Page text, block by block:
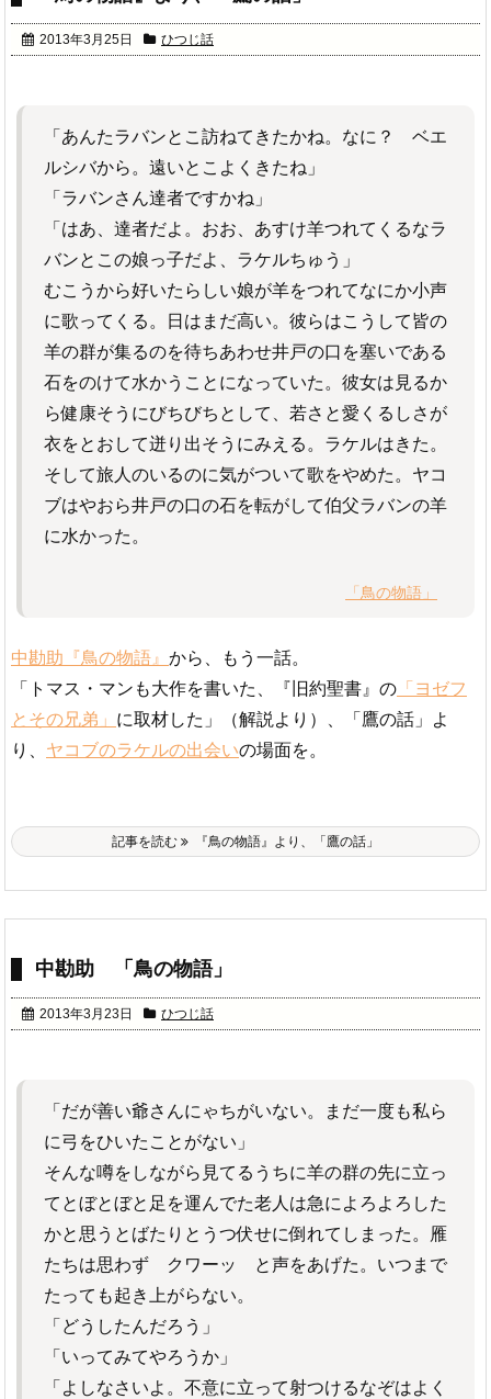
2013年3月25日 ひつじ話
「あんたラバンとこ訪ねてきたかね。なに？ ベエ
ルシバから。遠いとこよくきたね」
「ラバンさん達者ですかね」
「はあ、達者だよ。おお、あすけ羊つれてくるなラ
バンとこの娘っ子だよ、ラケルちゅう」
むこうから好いたらしい娘が羊をつれてなにか小声
に歌ってくる。日はまだ高い。彼らはこうして皆の
羊の群が集るのを待ちあわせ井戸の口を塞いである
石をのけて水かうことになっていた。彼女は見るか
ら健康そうにびちびちとして、若さと愛くるしさが
衣をとおして迸り出そうにみえる。ラケルはきた。
そして旅人のいるのに気がついて歌をやめた。ヤコ
ブはやおら井戸の口の石を転がして伯父ラバンの羊
に水かった。
「鳥の物語」
中勘助『鳥の物語』 から、もう一話。
「トマス・マンも大作を書いた、『旧約聖書』の 「ヨゼフ
とその兄弟」 に取材した」（解説より）、「鷹の話」よ
り、 ヤコブのラケルの出会いの場面を。
記事を読む 『鳥の物語』より、「鷹の話」
中勘助 「鳥の物語」
2013年3月23日 ひつじ話
「だが善い爺さんにゃちがいない。まだ一度も私ら
に弓をひいたことがない」
そんな噂をしながら見てるうちに羊の群の先に立っ
てとぼとぼと足を運んでた老人は急によろよろした
かと思うとばたりとうつ伏せに倒れてしまった。雁
たちは思わず クワーッ と声をあげた。いつまで
たっても起き上がらない。
「どうしたんだろう」
「いってみてやろうか」
「よしなさいよ。不意に立って射つけるなぞはよく